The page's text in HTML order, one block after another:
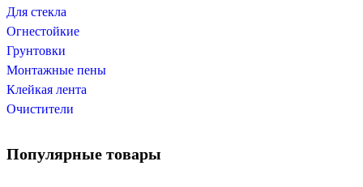
Для стекла
Огнестойкие
Грунтовки
Монтажные пены
Клейкая лента
Очистители
Популярные товары